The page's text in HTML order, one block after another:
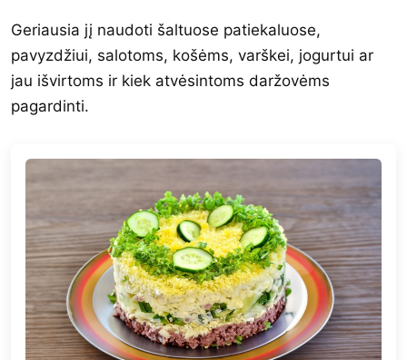
Geriausia jį naudoti šaltuose patiekaluose,
pavyzdžiui, salotoms, košėms, varškei, jogurtui ar
jau išvirtoms ir kiek atvėsintoms daržovėms
pagardinti.